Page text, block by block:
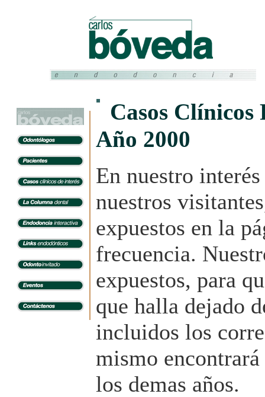
Casos
Año 2000
En nuestro
nuestros
expuestos en la
frecuencia.
expuestos, para
que halla dejado
incluidos los
mismo
los demas años.